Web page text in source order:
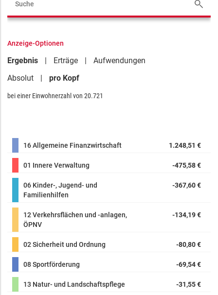
Anzeige-Optionen
Ergebnis Erträge
Aufwendungen
Absolut
pro Kopf
bei einer Einwohnerzahl von 20.721
16 Allgemeine Finanzwirtschaft 1.248,51 €
01 Innere Verwaltung -475,58 €
06 Kinder-, Jugend- und
Familienhilfen
-367,60 €
12 Verkehrsflächen und -anlagen,
ÖPNV
-134,19 €
02 Sicherheit und Ordnung -80,80 €
08 Sportförderung -69,54 €
13 Natur- und Landschaftspflege -31,55 €